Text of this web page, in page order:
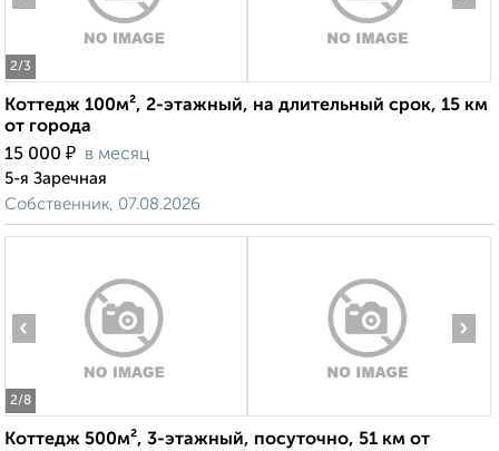
2/3
Коттедж 100м², 2-этажный, на длительный срок, 15 км
от города
15 000 ₽ в месяц
5-я Заречная
Собственник, 07.08.2026
2/8
‹ ›
Коттедж 500м², 3-этажный, посуточно, 51 км от